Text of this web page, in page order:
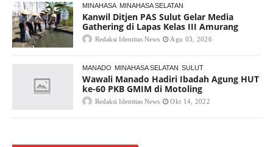
MINAHASA MINAHASA SELATAN
Kanwil Ditjen PAS Sulut Gelar Media
Gathering di Lapas Kelas III Amurang
Redaksi Identitas News Agu 03, 2026
MANADO MINAHASA SELATAN SULUT
Wawali Manado Hadiri Ibadah Agung HUT
ke-60 PKB GMIM di Motoling
Redaksi Identitas News Okt 14, 2022